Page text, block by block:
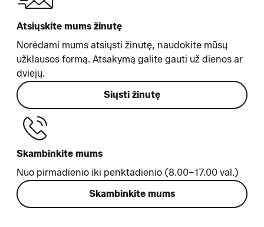
Atsiųskite mums žinutę
Norėdami mums atsiųsti žinutę, naudokite mūsų
užklausos formą. Atsakymą galite gauti už dienos ar
dviejų.
Siųsti žinutę
Skambinkite mums
Nuo pirmadienio iki penktadienio (8.00–17.00 val.)
Skambinkite mums